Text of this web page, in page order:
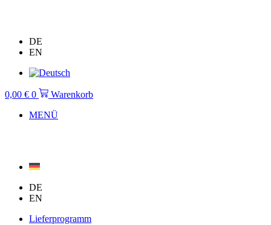
DE
EN
0,00 € 0
Warenkorb
MENÜ
DE
EN
Lieferprogramm